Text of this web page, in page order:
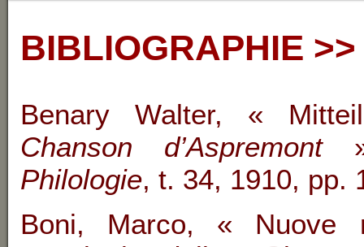
BIBLIOGRAPHIE
Benary Walter, «
Chanson d’Aspremont
Philologie, t. 34, 1910, pp.
Boni, Marco, « Nuove